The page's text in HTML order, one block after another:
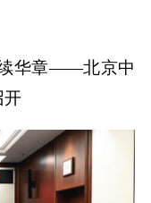
续华章——北京中
开